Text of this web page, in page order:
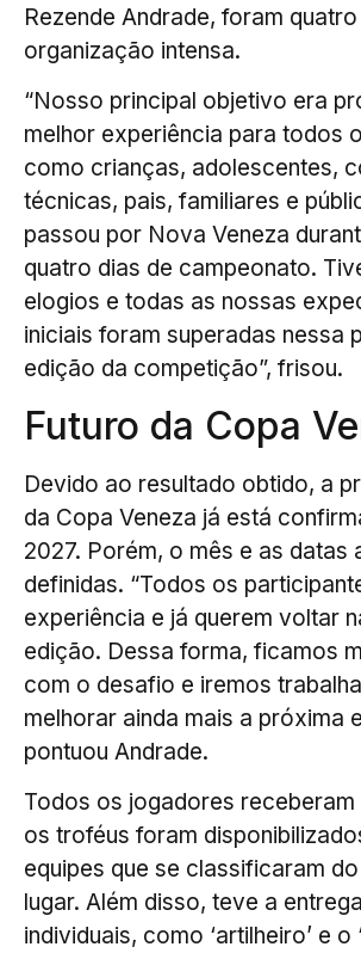
Rezende Andrade, foram
organização intensa.
“Nosso principal objetivo era
melhor experiência para todos
como crianças, adolescentes,
técnicas, pais, familiares e
passou por Nova Veneza
quatro dias de campeonato.
elogios e todas as nossas
iniciais foram superadas nessa
edição da competição”, frisou.
Futuro da Copa
Devido ao resultado obtido, a
da Copa Veneza já está
2027. Porém, o mês e as datas
definidas. “Todos os
experiência e já querem voltar
edição. Dessa forma, ficamos
com o desafio e iremos
melhorar ainda mais a próxima
pontuou Andrade.
Todos os jogadores receberam
os troféus foram
equipes que se classificaram do
lugar. Além disso, teve a
individuais, como ‘artilheiro’ e o